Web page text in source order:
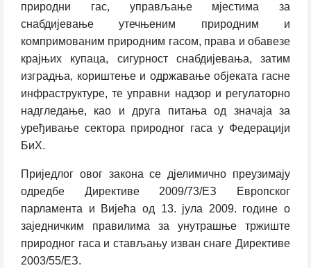
природни гас, управљање мјестима за
снабдијевање утечњеним природним и
компримованим природним гасом, права и обавезе
крајњих купаца, сигурност снабдијевања, затим
изградња, кориштење и одржавање објеката гасне
инфраструктуре, те управни надзор и регулаторно
надгледање, као и друга питања од значаја за
уређивање сектора природног гаса у Федерацији
БиХ.
Приједлог овог закона се дјелимично преузимају
одредбе Директиве 2009/73/ЕЗ Европског
парламента и Вијећа од 13. јула 2009. године о
заједничким правилима за унутрашње тржиште
природног гаса и стављању изван снаге Директиве
2003/55/ЕЗ.